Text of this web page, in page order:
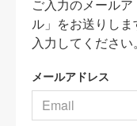
ご入力のメール
ル」をお送りし
入力してください。
メールアドレス